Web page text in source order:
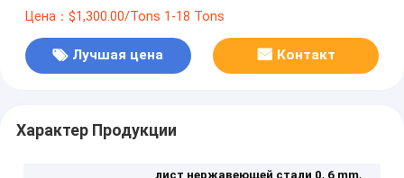
закончил
Цена：$1,300.00/Tons 1-18 Tons
Лучшая цена Контакт
Характер Продукции
лист нержавеющей стали 0, 6 mm,